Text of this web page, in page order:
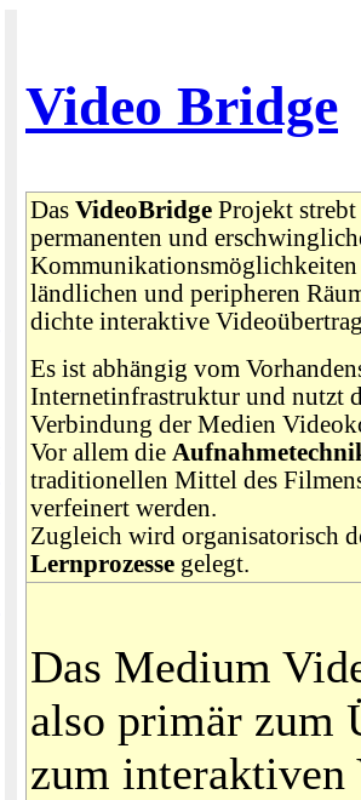
Video Bridge
Das VideoBridge Projekt
permanenten und
ländlichen und peripheren
dichte interaktive
Es ist abhängig vom
Internetinfrastruktur und nutzt
Verbindung der Medien
Vor allem die
traditionellen Mittel des
verfeinert werden.
Zugleich wird organisatorisch
Lernprozesse gelegt.
Das Medium
also primär zum
zum interaktiven